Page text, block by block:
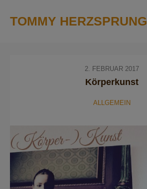
TOMMY HERZSPRUNG
2. FEBRUAR 2017
Körperkunst
ALLGEMEIN